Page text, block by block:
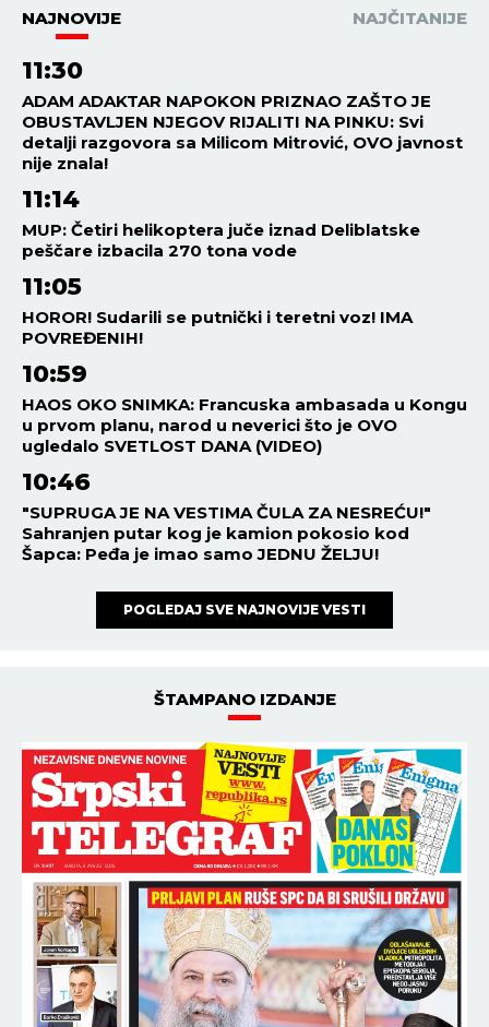
NAJNOVIJE NAJČITANIJE
11:30
ADAM ADAKTAR NAPOKON PRIZNAO ZAŠTO JE
OBUSTAVLJEN NJEGOV RIJALITI NA PINKU: Svi
detalji razgovora sa Milicom Mitrović, OVO javnost
nije znala!
11:14
MUP: Četiri helikoptera juče iznad Deliblatske
peščare izbacila 270 tona vode
11:05
HOROR! Sudarili se putnički i teretni voz! IMA
POVREĐENIH!
10:59
HAOS OKO SNIMKA: Francuska ambasada u Kongu
u prvom planu, narod u neverici što je OVO
ugledalo SVETLOST DANA (VIDEO)
10:46
"SUPRUGA JE NA VESTIMA ČULA ZA NESREĆU!"
Sahranjen putar kog je kamion pokosio kod
Šapca: Peđa je imao samo JEDNU ŽELJU!
POGLEDAJ SVE NAJNOVIJE VESTI
ŠTAMPANO IZDANJE